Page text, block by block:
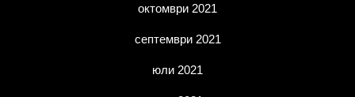
октомври 2021
септември 2021
юли 2021